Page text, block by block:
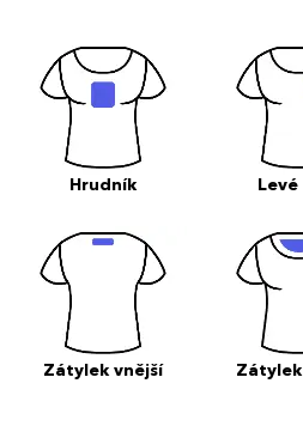
Hrudník
Zátylek vnější